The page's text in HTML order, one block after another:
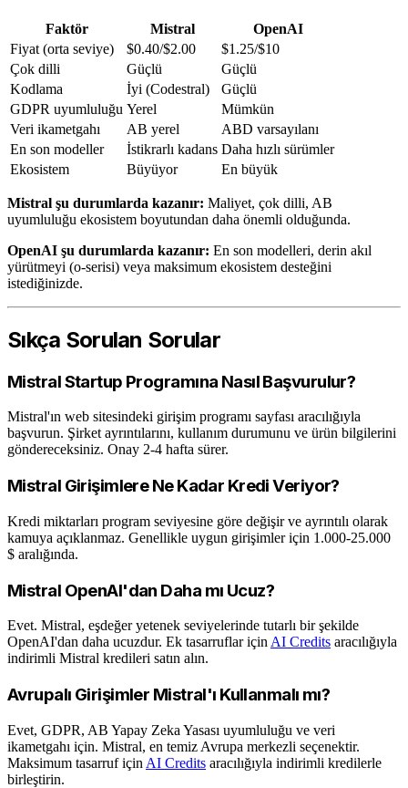
Faktör Mistral
OpenAI
Fiyat (orta seviye)
$0.40/$2.00
$1.25/$10
Çok dilli
Güçlü
Güçlü
Kodlama
İyi (Codestral)
Güçlü
GDPR uyumluluğu Yerel
Mümkün
Veri ikametgahı
AB yerel
ABD varsayılanı
En son modeller
İstikrarlı kadans Daha hızlı sürümler
Ekosistem
Büyüyor En büyük
Mistral şu durumlarda kazanır: Maliyet, çok dilli, AB
uyumluluğu ekosistem boyutundan daha önemli olduğunda.
OpenAI şu durumlarda kazanır: En son modelleri, derin akıl
yürütmeyi (o-serisi) veya maksimum ekosistem desteğini
istediğinizde.
Sıkça Sorulan Sorular
Mistral Startup Programına Nasıl Başvurulur?
Mistral'ın web sitesindeki girişim programı sayfası aracılığıyla
başvurun. Şirket ayrıntılarını, kullanım durumunu ve ürün bilgilerini
göndereceksiniz. Onay 2-4 hafta sürer.
Mistral Girişimlere Ne Kadar Kredi Veriyor?
Kredi miktarları program seviyesine göre değişir ve ayrıntılı olarak
kamuya açıklanmaz. Genellikle uygun girişimler için 1.000-25.000
$ aralığında.
Mistral OpenAI'dan Daha mı Ucuz?
Evet. Mistral, eşdeğer yetenek seviyelerinde tutarlı bir şekilde
OpenAI'dan daha ucuzdur. Ek tasarruflar için AI Credits aracılığıyla
indirimli Mistral kredileri satın alın.
Avrupalı Girişimler Mistral'ı Kullanmalı mı?
Evet, GDPR, AB Yapay Zeka Yasası uyumluluğu ve veri
ikametgahı için. Mistral, en temiz Avrupa merkezli seçenektir.
Maksimum tasarruf için AI Credits aracılığıyla indirimli kredilerle
birleştirin.